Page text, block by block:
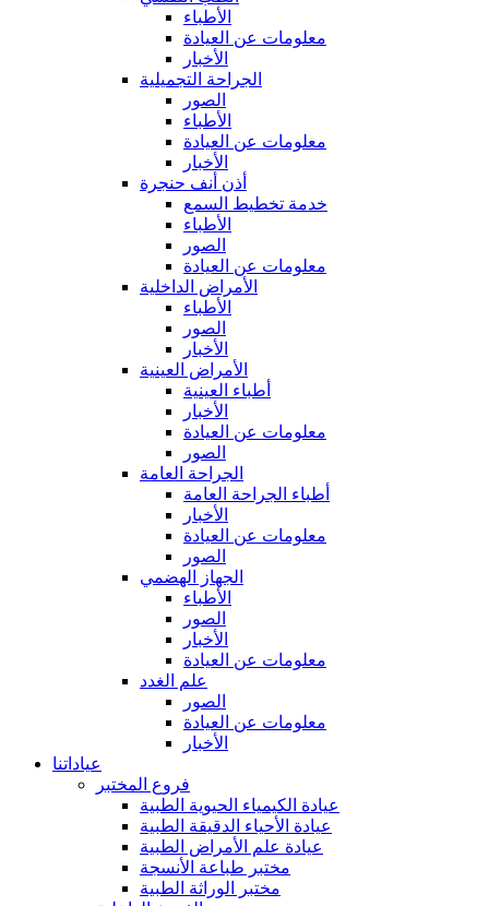
الأطباء
معلومات عن العيادة
الأخبار
الجراحة التجميلية
الصور
الأطباء
معلومات عن العيادة
الأخبار
أذن أنف حنجرة
خدمة تخطيط السمع
الأطباء
الصور
معلومات عن العيادة
الأمراض الداخلية
الأطباء
الصور
الأخبار
الأمراض العينية
أطباء العينية
الأخبار
معلومات عن العيادة
الصور
الجراحة العامة
أطباء الجراحة العامة
الأخبار
معلومات عن العيادة
الصور
الجهاز الهضمي
الأطباء
الصور
الأخبار
معلومات عن العيادة
علم الغدد
الصور
معلومات عن العيادة
الأخبار
عياداتنا
فروع المختبر
عيادة الكيمياء الحيوية الطبية
عيادة الأحياء الدقيقة الطبية
عيادة علم الأمراض الطبية
مختبر طباعة الأنسجة
مختبر الوراثة الطبية